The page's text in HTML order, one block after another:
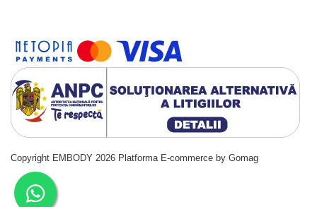
Copyright EMBODY 2026 Platforma E-commerce by Gomag